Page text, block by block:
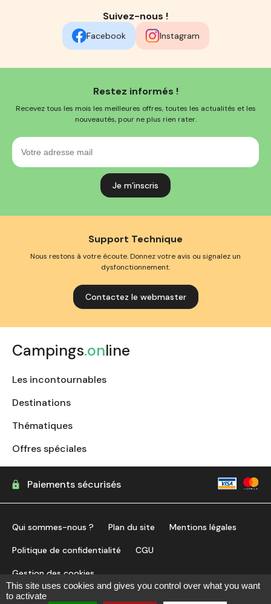
Suivez-nous !
Facebook Instagram
Restez informés !
Recevez tous les mois les meilleures offres, toutes les actualités et les
nouveautés, pour ne plus rien rater.
Votre
adresse
mail
Support Technique
Nous restons à votre écoute. Donnez votre avis ou signalez un
dysfonctionnement.
Contactez le webmaster
Campings.online
Les incontournables
Destinations
Thématiques
Offres spéciales
Paiements sécurisés
Qui sommes-nous ? Plan du site Mentions légales
Politique de confidentialité CGU
Gestion des cookies
This site uses cookies and gives you control over what you want
to activate